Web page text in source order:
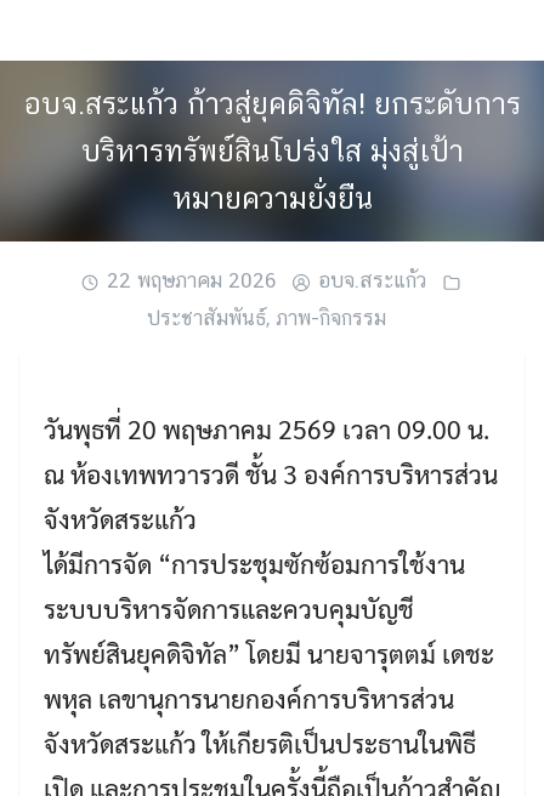
อบจ.สระแก้ว ก้าวสู่ยุคดิจิทัล! ยกระดับการ
บริหารทรัพย์สินโปร่งใส มุ่งสู่เป้า
หมายความยั่งยืน
22 พฤษภาคม 2026
อบจ.สระแก้ว
ประชาสัมพันธ์, ภาพ-กิจกรรม
วันพุธที่ 20 พฤษภาคม 2569 เวลา 09.00 น.
ณ ห้องเทพทวารวดี ชั้น 3 องค์การบริหารส่วน
จังหวัดสระแก้ว
ได้มีการจัด “การประชุมซักซ้อมการใช้งาน
ระบบบริหารจัดการและควบคุมบัญชี
ทรัพย์สินยุคดิจิทัล” โดยมี นายจารุตตม์ เดชะ
พหุล เลขานุการนายกองค์การบริหารส่วน
จังหวัดสระแก้ว ให้เกียรติเป็นประธานในพิธี
เปิด และการประชุมในครั้งนี้ถือเป็นก้าวสำคัญ